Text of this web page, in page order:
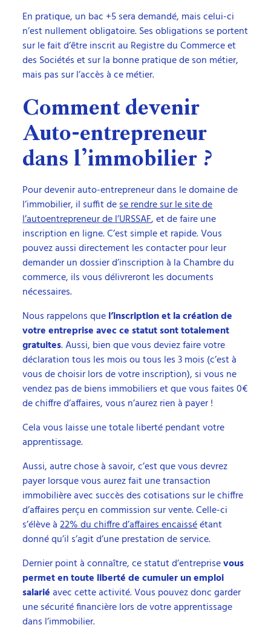
En pratique, un bac +5 sera demandé, mais celui-ci
n’est nullement obligatoire. Ses obligations se portent
sur le fait d’être inscrit au Registre du Commerce et
des Sociétés et sur la bonne pratique de son métier,
mais pas sur l’accès à ce métier.
Comment devenir
Auto-entrepreneur
dans l’immobilier ?
Pour devenir auto-entrepreneur dans le domaine de
l’immobilier, il suffit dese rendre sur le site de
l’autoentrepreneur de l’URSSAF, et de faire une
inscription en ligne. C’est simple et rapide. Vous
pouvez aussi directement les contacter pour leur
demander un dossier d’inscription à la Chambre du
commerce, ils vous délivreront les documents
nécessaires.
Nous rappelons quel’inscription et la création de
votre entreprise avec ce statut sont totalement
gratuites. Aussi, bien que vous deviez faire votre
déclaration tous les mois ou tous les 3 mois (c’est à
vous de choisir lors de votre inscription), si vous ne
vendez pas de biens immobiliers et que vous faites 0€
de chiffre d’affaires, vous n’aurez rien à payer !
Cela vous laisse une totale liberté pendant votre
apprentissage.
Aussi, autre chose à savoir, c’est que vous devrez
payer lorsque vous aurez fait une transaction
immobilière avec succès des cotisations sur le chiffre
d’affaires perçu en commission sur vente. Celle-ci
s’élève à22% du chiffre d’affaires encaisséétant
donné qu’il s’agit d’une prestation de service.
Dernier point à connaître, ce statut d’entreprisevous
permet en toute liberté de cumuler un emploi
salariéavec cette activité. Vous pouvez donc garder
une sécurité financière lors de votre apprentissage
dans l’immobilier.